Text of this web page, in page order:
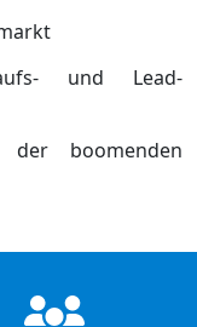
und Lead-
der boomenden